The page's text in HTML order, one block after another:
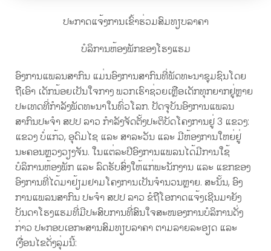
ປະກາດແຈ້ງການເຂົ້າຮ່ວມສົມທຽບລາຄາ
ບໍລິການຫ້ອງພັກຂອງໂຮງແຮມ
ອົງການແພລນສາກົນ ແມ່ນອົງການສາກົນທີ່ພັດທະນາຊຸມຊົນໂດຍ
ຖືເອົາ ເດັກນ້ອຍເປັນໃຈກາງ ພວກເຮົາຊ່ວຍເຫຼືອເດັກທຸກຍາກຢູ່ຫຼາຍ
ປະເທດທີ່ກຳລັງພັດທະນາໃນທົ່ວໂລກ. ປັດຈຸບັນອົງການແພລນ
ສາກົນປະຈໍາ ສປປ ລາວ ກໍາລັງຈັດຕັ້ງປະຕິບັດໂຄງການຢູ່ 3 ແຂວງ:
ແຂວງ ບໍ່ແກ້ວ,​ ອຸດົມໄຊ ແລະ ສາລະວັນ ແລະ ມີຫ້ອງການໃຫຍ່ຢູ່
ນະຄອນຫຼວງວຽງຈັນ. ໃນແຕ່ລະປີອົງການແພລນໄດ້ມີການໃຊ້
ບໍລິການຫ້ອງພັກ ແລະ ລົດຮັບສົ່ງໃຫ້ແກ່ພະນັກງານ ແລະ ແຂກຂອງ
ອົງການທີ່ໄດ້ມາຢ້ຽມຢາມໂຄງການເປັນຈໍານວນຫຼາຍ. ສະນັ້ນ, ອົງ
ການແພລນສາກົນ ປະຈຳ ສປປ ລາວ ຂໍຖືໂອກາດແຈ້ງເຊີນມາຍັງ
ບັນດາໂຮງແຮມທີ່ມີປະສົບການທີ່ສົນໃຈສະໜອງການບໍລິການດັ່ງ
ກ່າວ ປະກອບເອກະສານສົມທຽບລາຄາ ຕາມລາຍລະອຽດ ແລະ
ເງື່ອນໄຂດັ່ງລຸ່ມນີ້: